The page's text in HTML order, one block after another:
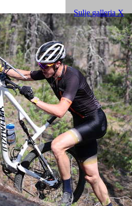
Sulje galleria X